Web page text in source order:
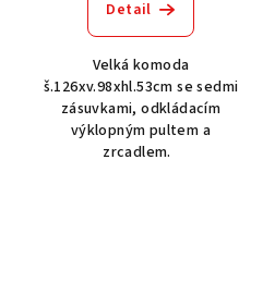
Detail
Velká komoda
š.126xv.98xhl.53cm se sedmi
zásuvkami, odkládacím
výklopným pultem a
zrcadlem.